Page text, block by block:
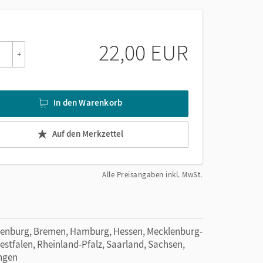
positive Lernatmosphäre, Resonanzeffekt,
Lehren und Lernen im digitalen Raum;
Wie kann man Kreativität fördern? Wo
Hängen Kreativität und Intelligenz
+ 22,00 EUR
In den Warenkorb
Auf den Merkzettel
Alle Preisangaben inkl. MwSt.
Bremen, Hamburg, Hessen, Mecklenburg-
Rheinland-Pfalz, Saarland, Sachsen,